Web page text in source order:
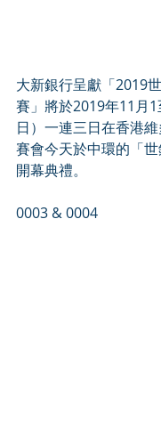
大新銀行呈獻「2019
賽」將於2019年11月
日）一連三日在香港維
賽會今天於中環的「
開幕典禮。
0003 & 0004